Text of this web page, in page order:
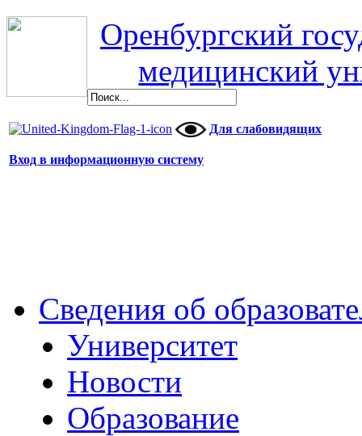
Оренбургский
медицинский
Для слабовидящих
Вход в информационную систему
Сведения об
Университет
Новости
Образование